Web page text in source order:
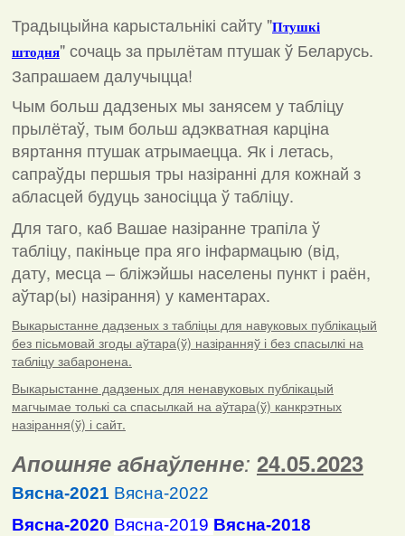
Традыцыйна карыстальнікі сайту "Птушкі
штодня"сочаць за прылётам птушак ў Беларусь.
Запрашаем далучыцца!
Чым больш дадзеных мы занясем у табліцу
прылётаў, тым больш адэкватная карціна
вяртання птушак атрымаецца. Як і летась,
сапраўды першыя тры назіранні для кожнай з
абласцей будуць заносіцца ў табліцу.
Для таго, каб Вашае назіранне трапіла ў
табліцу, пакіньце пра яго інфармацыю (від,
дату, месца – бліжэйшы населены пункт і раён,
аўтар(ы) назірання) у каментарах.
Выкарыстанне дадзеных з табліцы для навуковых публікацый
без пісьмовай згоды аўтара(ў) назіранняў і без спасылкі на
табліцу забаронена.
Выкарыстанне дадзеных для ненавуковых публікацый
магчымае толькі са спасылкай на аўтара(ў) канкрэтных
назірання(ў) і сайт.
Апошняе абнаўленне: 24.05.2023
Вясна-2021 Вясна-2022
Вясна-2020 Вясна-2019 Вясна-2018